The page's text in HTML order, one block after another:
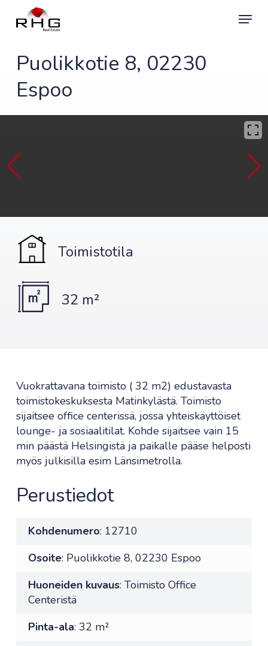
Menu
Puolikkotie 8, 02230
Espoo
Toimistotila
32 m²
Vuokrattavana toimisto ( 32 m2) edustavasta
toimistokeskuksesta Matinkylästä. Toimisto
sijaitsee office centerissä, jossa yhteiskäyttöiset
lounge- ja sosiaalitilat. Kohde sijaitsee vain 15
min päästä Helsingistä ja paikalle pääse helposti
myös julkisilla esim Länsimetrolla.
Perustiedot
Kohdenumero: 12710
Osoite: Puolikkotie 8, 02230 Espoo
Huoneiden kuvaus: Toimisto Office
Centeristä
Pinta-ala: 32 m²